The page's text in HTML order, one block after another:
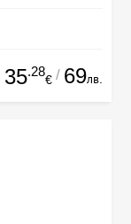
35.28
€ / 69лв.